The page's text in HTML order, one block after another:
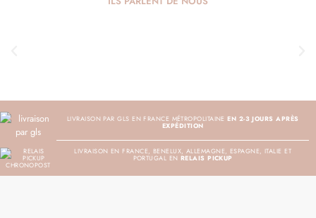
LIVRAISON PAR GLS EN FRANCE MÉTROPOLITAINEEN 2-3 JOURS APRÈS
EXPÉDITION
LIVRAISON EN FRANCE, BENELUX, ALLEMAGNE, ESPAGNE, ITALIE ET
PORTUGAL EN RELAIS PICKUP